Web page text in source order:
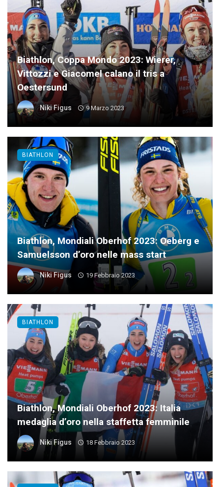
Biathlon, Coppa Mondo 2023: Wierer,
Vittozzi e Giacomel calano il tris a
Oestersund
Niki Figus 9 Marzo 2023
Biathlon, Mondiali Oberhof 2023: Oeberg e
Samuelsson d’oro nelle mass start
Niki Figus 19 Febbraio 2023
BIATHLON
Biathlon, Mondiali Oberhof 2023: Italia
medaglia d’oro nella staffetta femminile
Niki Figus 18 Febbraio 2023
BIATHLON